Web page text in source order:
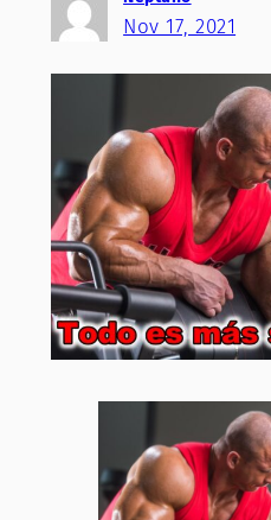
Nov 17, 2021